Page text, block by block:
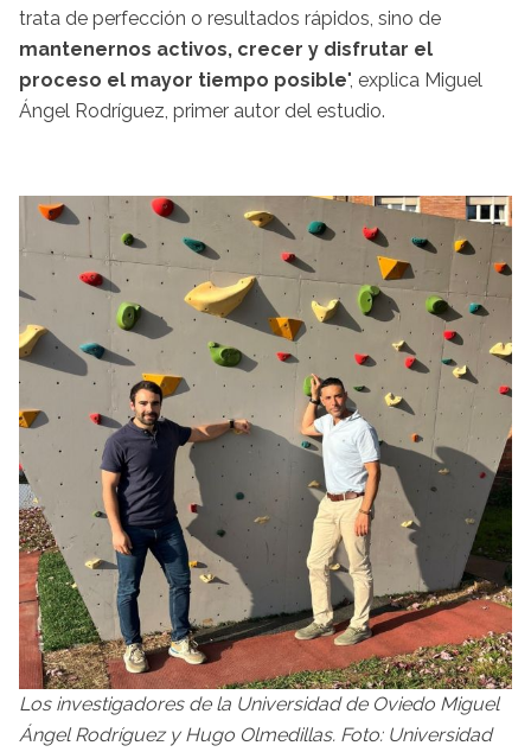
trata de perfección o resultados rápidos, sino de
mantenernos activos, crecer y disfrutar el
proceso el mayor tiempo posible", explica Miguel
Ángel Rodríguez, primer autor del estudio.
Los investigadores de la Universidad de Oviedo Miguel
Ángel Rodríguez y Hugo Olmedillas. Foto: Universidad